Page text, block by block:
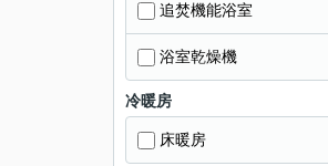
追焚機能浴室
浴室乾燥機
冷暖房
床暖房